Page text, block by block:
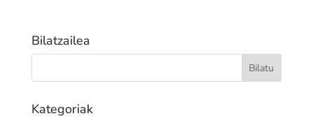
Bilatzailea
Kategoriak